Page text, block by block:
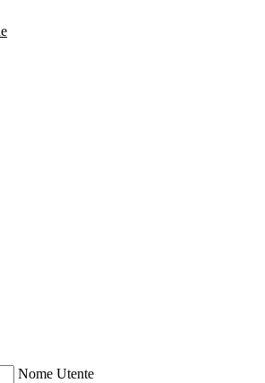
Nome Utente